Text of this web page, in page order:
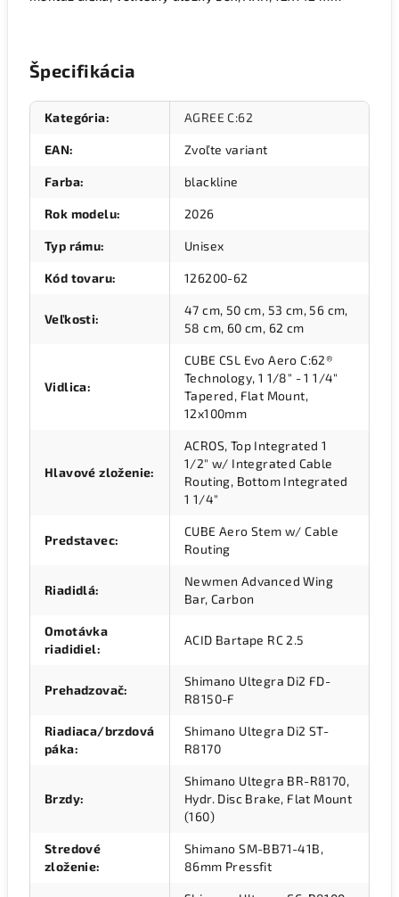
Špecifikácia
Kategória: AGREE C:62
EAN: Zvoľte variant
Farba: blackline
Rok modelu: 2026
Typ rámu: Unisex
Kód tovaru: 126200-62
Veľkosti:
47 cm, 50 cm, 53 cm, 56 cm,
58 cm, 60 cm, 62 cm
Vidlica:
CUBE CSL Evo Aero C:62®
Technology, 1 1/8" - 1 1/4"
Tapered, Flat Mount,
12x100mm
Hlavové zloženie:
ACROS, Top Integrated 1
1/2" w/ Integrated Cable
Routing, Bottom Integrated
1 1/4"
Predstavec:
CUBE Aero Stem w/ Cable
Routing
Riadidlá:
Newmen Advanced Wing
Bar, Carbon
Omotávka
riadidiel:
ACID Bartape RC 2.5
Prehadzovač:
Shimano Ultegra Di2 FD-
R8150-F
Riadiaca/brzdová
páka:
Shimano Ultegra Di2 ST-
R8170
Brzdy:
Shimano Ultegra BR-R8170,
Hydr. Disc Brake, Flat Mount
(160)
Stredové
zloženie:
Shimano SM-BB71-41B,
86mm Pressfit